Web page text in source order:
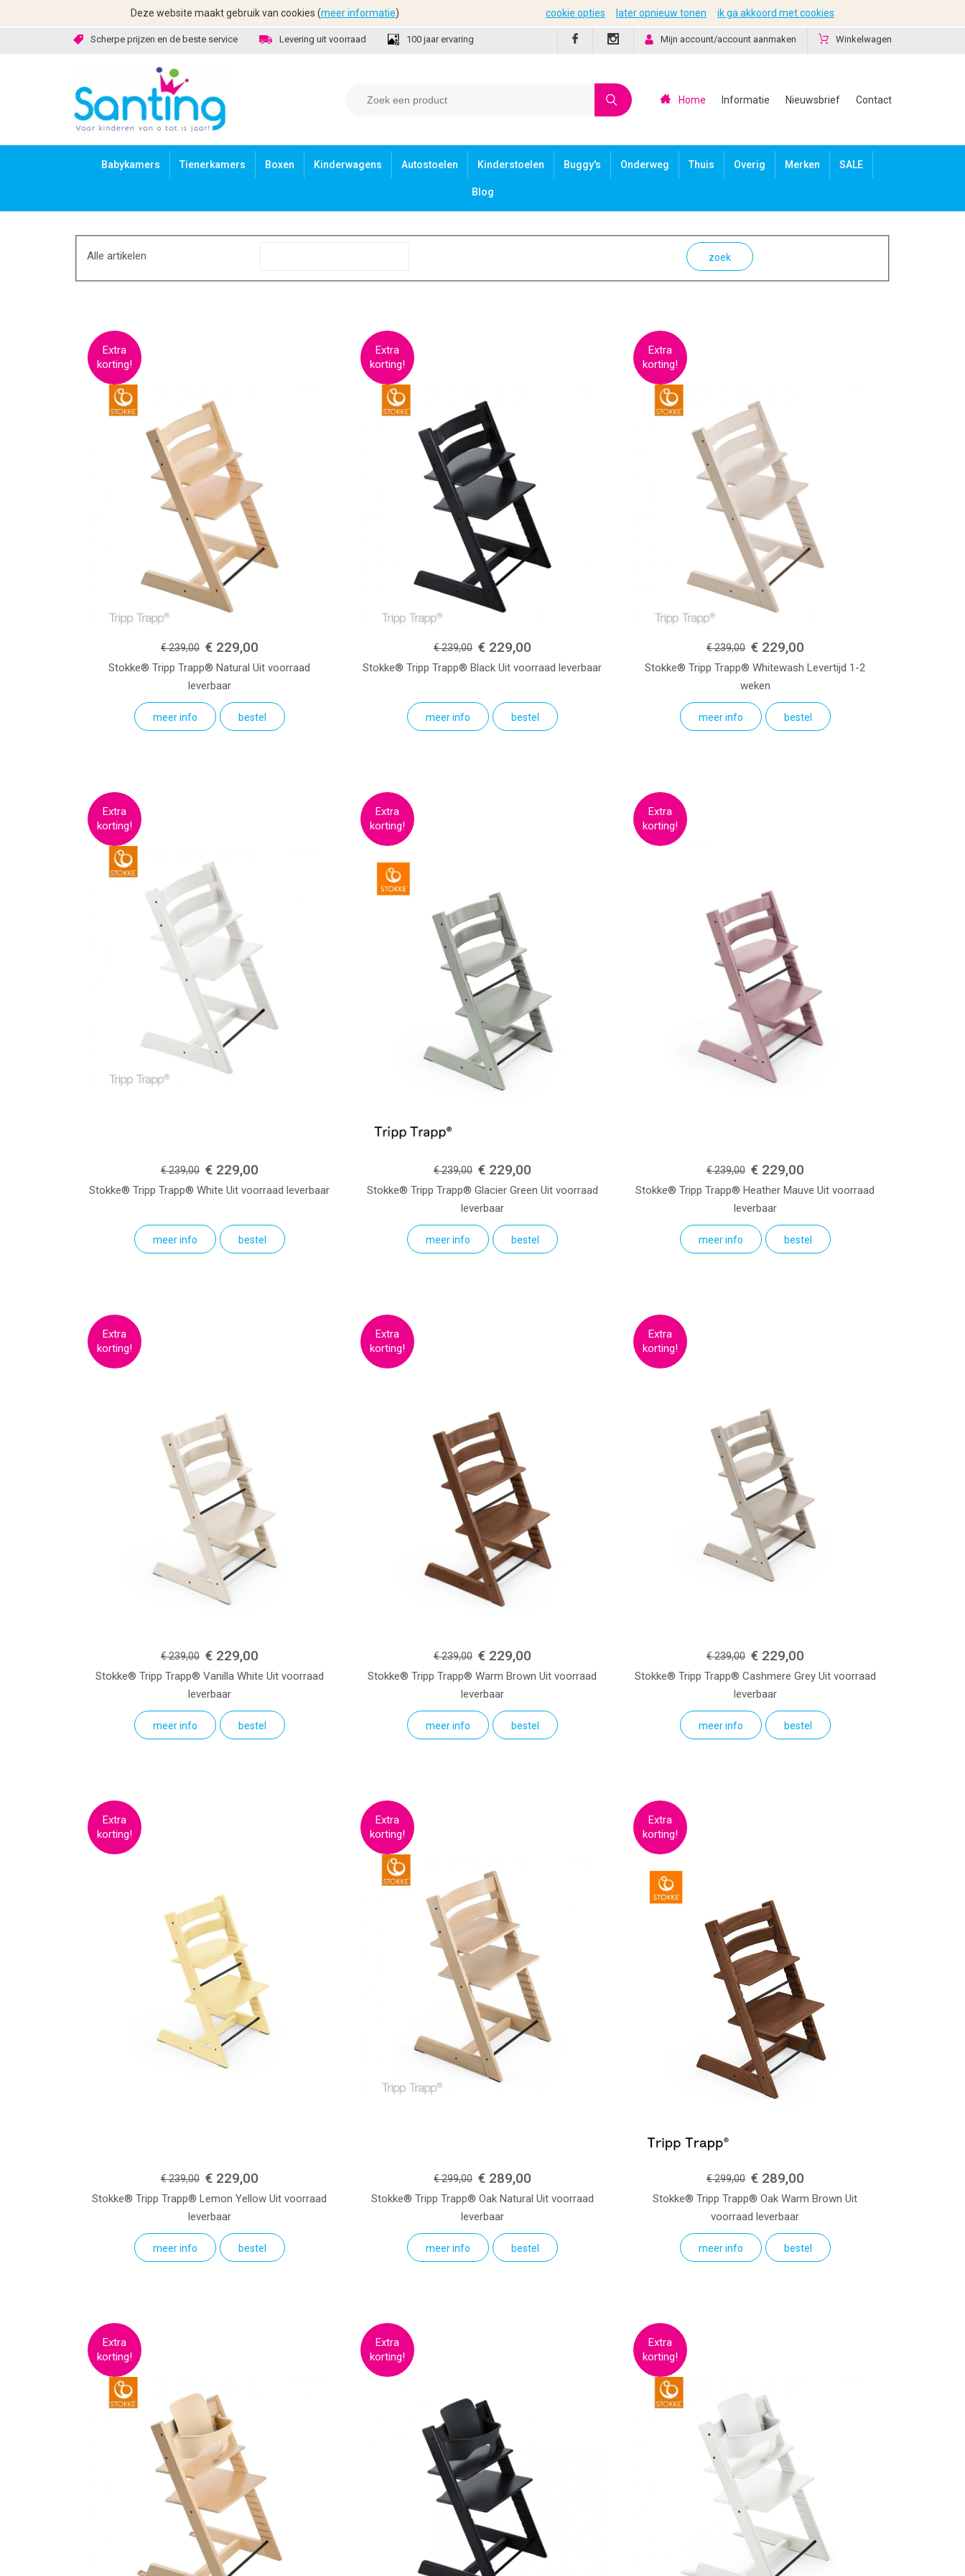
Scherpe prijzen en de beste service Levering uit voorraad 100 jaar ervaring Mijn account/account aanmaken Winkelwagen
Home Informatie Nieuwsbrief Contact
Babykamers Tienerkamers Boxen Kinderwagens Autostoelen Kinderstoelen Buggy's Onderweg Thuis Overig Merken SALE
Blog
Alle artikelen zoek
€ 239,00 € 229,00
Stokke® Tripp Trapp® Natural Uit voorraad
leverbaar
meer info bestel
€ 239,00 € 229,00
Stokke® Tripp Trapp® Black Uit voorraad leverbaar
meer info bestel
€ 239,00 € 229,00
Stokke® Tripp Trapp® Whitewash Levertijd 1-2
weken
meer info bestel
€ 239,00 € 229,00
Stokke® Tripp Trapp® White Uit voorraad leverbaar
meer info bestel
€ 239,00 € 229,00
Stokke® Tripp Trapp® Glacier Green Uit voorraad
leverbaar
meer info bestel
€ 239,00 € 229,00
Stokke® Tripp Trapp® Heather Mauve Uit voorraad
leverbaar
meer info bestel
€ 239,00 € 229,00
Stokke® Tripp Trapp® Vanilla White Uit voorraad
leverbaar
meer info bestel
€ 239,00 € 229,00
Stokke® Tripp Trapp® Warm Brown Uit voorraad
leverbaar
meer info bestel
€ 239,00 € 229,00
Stokke® Tripp Trapp® Cashmere Grey Uit voorraad
leverbaar
meer info bestel
€ 239,00 € 229,00
Stokke® Tripp Trapp® Lemon Yellow Uit voorraad
leverbaar
meer info bestel
€ 299,00 € 289,00
Stokke® Tripp Trapp® Oak Natural Uit voorraad
leverbaar
meer info bestel
€ 299,00 € 289,00
Stokke® Tripp Trapp® Oak Warm Brown Uit
voorraad leverbaar
meer info bestel
Deze website maakt gebruik van cookies (meer informatie) cookie opties later opnieuw tonen ik ga akkoord met cookies